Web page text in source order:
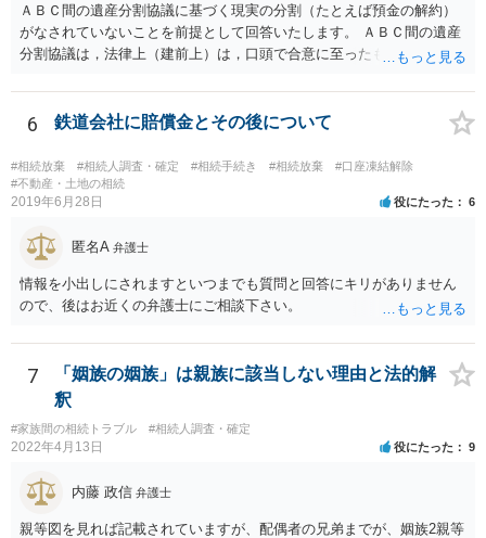
ＡＢＣ間の遺産分割協議に基づく現実の分割（たとえば預金の解約）
がなされていないことを前提として回答いたします。 ＡＢＣ間の遺産
分割協議は，法律上（建前上）は，口頭で合意に至ったものであって
ん。 また，不動産の名義を移転するためには，遺産分割協議書への署
名捺印を得る必要があります。 したがって，残念ながら，「ＡＢＣ間
の遺産分割協議が有効に成立している」という前提に基づく主張は困
難と思われます。 「ＡＢＣ間の遺産分割協議は未了のまま，ＡとＢが
死亡し，二次相続が発生した」という前提に基づいて協議を進める必
要があります。 もちろん，Ｃの立場としては，ＡＢＣ間の遺産分割協
人は応じない姿勢を示していることから，実現は困難だと思います。
しどころ）としては，譲歩することを甘受しなければならないかもし
れません。
6 鉄道会社に賠償金とその後について
#相続放棄 #相続人調査・確定 #相続手続き #相続放棄
#口座凍結解除
#不動産・土地の相続
2019年6月28日 役にたった 6
匿名A 弁護士
情報を小出しにされますといつまでも質問と回答にキリがありません
ので、後はお近くの弁護士にご相談下さい。
7
「姻族の姻族」は親族に該当しない理由と法的解
釈
#家族間の相続トラブル #相続人調査・確定
2022年4月13日 役にたった 9
内藤 政信 弁護士
親等図を見れば記載されていますが、配偶者の兄弟までが、姻族2親等